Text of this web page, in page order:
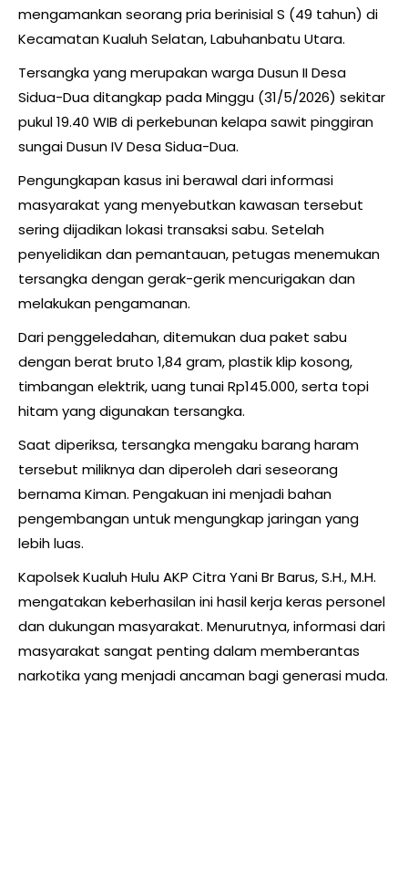
mengamankan seorang pria berinisial S (49 tahun) di
Kecamatan Kualuh Selatan, Labuhanbatu Utara.
Tersangka yang merupakan warga Dusun II Desa
Sidua-Dua ditangkap pada Minggu (31/5/2026) sekitar
pukul 19.40 WIB di perkebunan kelapa sawit pinggiran
sungai Dusun IV Desa Sidua-Dua.
Pengungkapan kasus ini berawal dari informasi
masyarakat yang menyebutkan kawasan tersebut
sering dijadikan lokasi transaksi sabu. Setelah
penyelidikan dan pemantauan, petugas menemukan
tersangka dengan gerak-gerik mencurigakan dan
melakukan pengamanan.
Dari penggeledahan, ditemukan dua paket sabu
dengan berat bruto 1,84 gram, plastik klip kosong,
timbangan elektrik, uang tunai Rp145.000, serta topi
hitam yang digunakan tersangka.
Saat diperiksa, tersangka mengaku barang haram
tersebut miliknya dan diperoleh dari seseorang
bernama Kiman. Pengakuan ini menjadi bahan
pengembangan untuk mengungkap jaringan yang
lebih luas.
Kapolsek Kualuh Hulu AKP Citra Yani Br Barus, S.H., M.H.
mengatakan keberhasilan ini hasil kerja keras personel
dan dukungan masyarakat. Menurutnya, informasi dari
masyarakat sangat penting dalam memberantas
narkotika yang menjadi ancaman bagi generasi muda.